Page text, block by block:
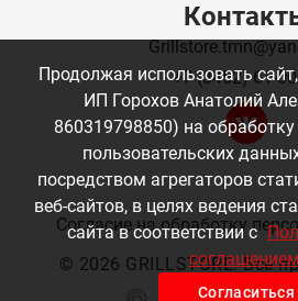
+7 (3452) 61-
© 2026 GRILLSTORE. Все
Согласие на обработку
Продолжая использовать
ИП Горохов Анатолий
860319798850) на
пользовательских
посредством агрегаторов
веб-сайтов, в целях ведения
сайта в соответствии с
соглашением
Согласиться